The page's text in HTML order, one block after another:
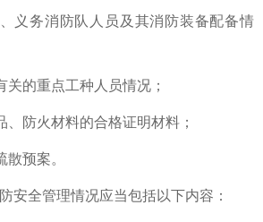
义务消防队人员及其消防装备配备情
关的重点工种人员情况；
、防火材料的合格证明材料；
散预案。
全管理情况应当包括以下内容：